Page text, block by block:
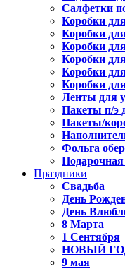
Салфетки
Коробки
Коробки
Коробки
Коробки
Коробки
Коробки
Ленты для
Пакеты п/э
Пакеты/
Фольга
Праздники
Свадьба
День
День
8 Марта
1 Сентября
НОВЫЙ
9 мая